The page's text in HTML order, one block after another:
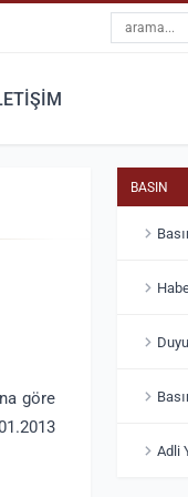
Site içi
Dosyanıza ait tüm randevu
işlemlerini yapabilirsiniz.
göre
BASIN
Adli